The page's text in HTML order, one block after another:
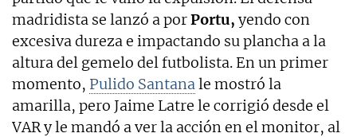
madridista se lanzó a porPortu, yendo con
excesiva dureza e impactando su plancha a la
altura del gemelo del futbolista. En un primer
momento, Pulido Santanale mostró la
amarilla, pero Jaime Latre le corrigió desde el
VAR y le mandó a ver la acción en el monitor, al